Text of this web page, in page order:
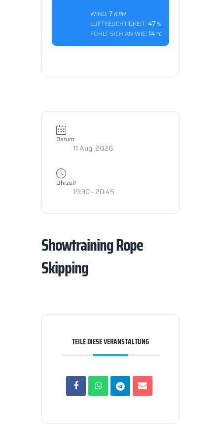
WIND: 7KPH
LUFTFEUCHTIGKEIT: 47%
FÜHLT SICH AN WIE: 14°C
Datum
11 Aug. 2026
Uhrzeit
19:30 - 20:45
Showtraining Rope
Skipping
TEILE DIESE VERANSTALTUNG